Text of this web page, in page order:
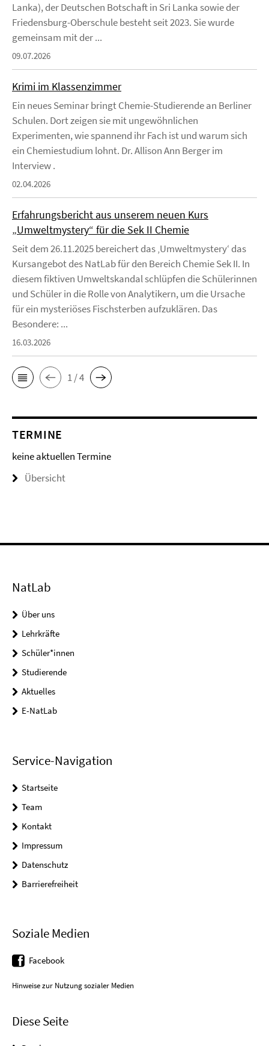
Lanka), der Deutschen Botschaft in Sri Lanka sowie der
Friedensburg-Oberschule besteht seit 2023. Sie wurde
gemeinsam mit der ...
09.07.2026
Krimi im Klassenzimmer
Ein neues Seminar bringt Chemie-Studierende an Berliner
Schulen. Dort zeigen sie mit ungewöhnlichen
Experimenten, wie spannend ihr Fach ist und warum sich
ein Chemiestudium lohnt. Dr. Allison Ann Berger im
Interview .
02.04.2026
Erfahrungsbericht aus unserem neuen Kurs
„Umweltmystery“ für die Sek II Chemie
Seit dem 26.11.2025 bereichert das ‚Umweltmystery‘ das
Kursangebot des NatLab für den Bereich Chemie Sek II. In
diesem fiktiven Umweltskandal schlüpfen die Schülerinnen
und Schüler in die Rolle von Analytikern, um die Ursache
für ein mysteriöses Fischsterben aufzuklären. Das
Besondere: ...
16.03.2026
1 / 4
TERMINE
keine aktuellen Termine
Übersicht
NatLab
Über uns
Lehrkräfte
Schüler*innen
Studierende
Aktuelles
E-NatLab
Service-Navigation
Startseite
Team
Kontakt
Impressum
Datenschutz
Barrierefreiheit
Soziale Medien
Facebook
Hinweise zur Nutzung sozialer Medien
Diese Seite